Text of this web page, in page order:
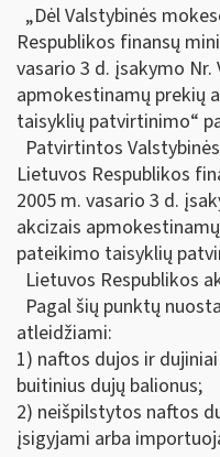
„Dėl Valstybinės
Respublikos finansų
vasario 3 d. įsakymo Nr.
apmokestinamų prekių
taisyklių patvirtinimo“
Patvirtintos
Lietuvos Respublikos
2005 m. vasario 3 d.
akcizais
pateikimo taisyklių
Lietuvos Respublikos
Pagal šių punktų
atleidžiami:
1) naftos dujos ir
buitinius dujų balionus;
2) neišpilstytos naftos
įsigyjami arba